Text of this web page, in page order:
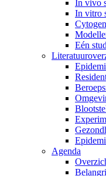
In vivo
In vitro
Eén
Agenda